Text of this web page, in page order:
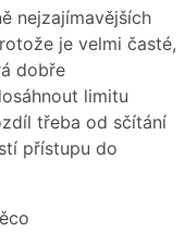
nejzajímavějších
je velmi časté,
dobře
limitu
třeba od sčítání
přístupu do